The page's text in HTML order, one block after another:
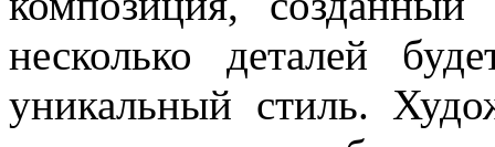
несколько деталей
уникальный стиль.